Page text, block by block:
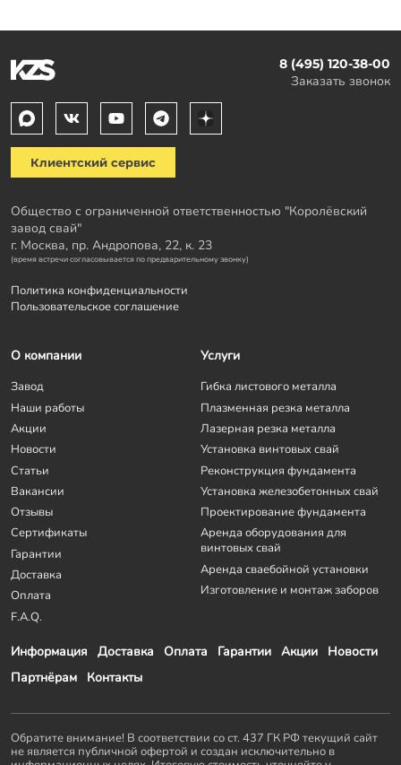
8 (495) 120-38-00
Заказать звонок
Клиентский сервис
Общество с ограниченной ответственностью "Королёвский
завод свай"
г. Москва, пр. Андропова, 22, к. 23
(время встречи согласовывается по предварительному звонку)
Политика конфиденциальности
Пользовательское соглашение
Информация Доставка Оплата Гарантии Акции
Новости
Партнёрам
Контакты
О компании
Завод
Наши работы
Акции
Новости
Статьи
Вакансии
Отзывы
Сертификаты
Гарантии
Доставка
Оплата
F.A.Q.
Услуги
Гибка листового металла
Плазменная резка металла
Лазерная резка металла
Установка винтовых свай
Реконструкция фундамента
Установка железобетонных свай
Проектирование фундамента
Аренда оборудования для
винтовых свай
Аренда сваебойной установки
Изготовление и монтаж заборов
Обратите внимание! В соответствии со ст. 437 ГК РФ текущий сайт
не является публичной офертой и создан исключительно в